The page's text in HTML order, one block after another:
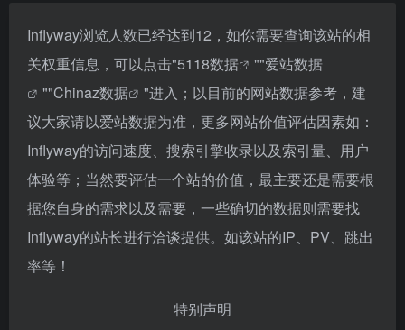
Inflyway浏览人数已经达到12，如你需要查询该站的相
关权重信息，可以点击"5118数据 ""爱站数据
""Chinaz数据
"进入；以目前的网站数据参考，建
议大家请以爱站数据为准，更多网站价值评估因素如：
Inflyway的访问速度、搜索引擎收录以及索引量、用户
体验等；当然要评估一个站的价值，最主要还是需要根
据您自身的需求以及需要，一些确切的数据则需要找
Inflyway的站长进行洽谈提供。如该站的IP、PV、跳出
率等！
特别声明